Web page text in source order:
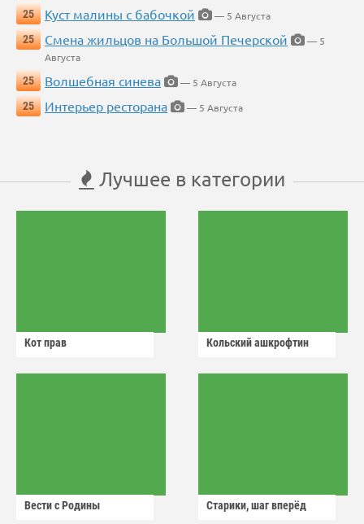
25
Куст малины с бабочкой
— 5 Августа
25
Смена жильцов на Большой Печерской
— 5
Августа
25
Волшебная синева
— 5 Августа
25
Интерьер ресторана — 5 Августа
Лучшее в категории
Кот прав Кольский ашкрофтин
Вести с Родины Старики, шаг вперёд